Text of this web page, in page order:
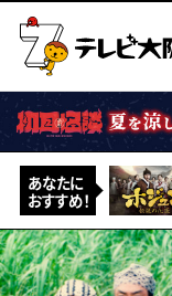
あなたに
おすすめ！